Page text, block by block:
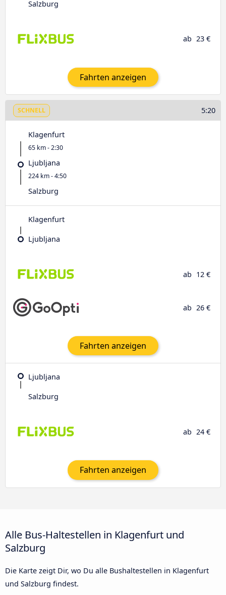
Salzburg
ab 23 €
Fahrten anzeigen
SCHNELL 5:20
Klagenfurt
65 km - 2:30
Ljubljana
224 km - 4:50
Salzburg
Klagenfurt
Ljubljana
ab 12 €
ab 26 €
Fahrten anzeigen
Ljubljana
Salzburg
ab 24 €
Fahrten anzeigen
Alle Bus-Haltestellen in Klagenfurt und
Salzburg
Die Karte zeigt Dir, wo Du alle Bushaltestellen in Klagenfurt
und Salzburg findest.